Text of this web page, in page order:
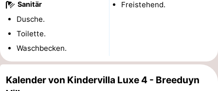
Parken
-
Adressen
Region
Westflandern
Sanitär
Dusche.
Toilette.
Waschbecken.
Freistehend.
Kalender von Kindervilla Luxe 4 - Breeduyn